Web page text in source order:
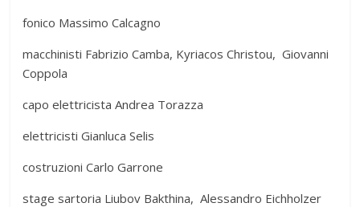
fonico Massimo Calcagno
macchinisti Fabrizio Camba, Kyriacos Christou, Giovanni
Coppola
capo elettricista Andrea Torazza
elettricisti Gianluca Selis
costruzioni Carlo Garrone
stage sartoria Liubov Bakthina, Alessandro Eichholzer